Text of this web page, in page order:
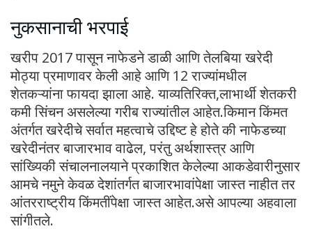
नुकसानाची भरपाई
खरीप 2017 पासून नाफेडने डाळी आणि तेलबिया खरेदी
मोठ्या प्रमाणावर केली आहे आणि 12 राज्यांमधील
शेतकऱ्यांना फायदा झाला आहे. याव्यतिरिक्त,लाभार्थी शेतकरी
कमी सिंचन असलेल्या गरीब राज्यांतील आहेत.किमान किंमत
अंतर्गत खरेदीचे सर्वात महत्वाचे उद्दिष्ट हे होते की नाफेडच्या
खरेदीनंतर बाजारभाव वाढेल, परंतु अर्थशास्त्र आणि
सांख्यिकी संचालनालयाने प्रकाशित केलेल्या आकडेवारीनुसार
आमचे नमुने केवळ देशांतर्गत बाजारभावांपेक्षा जास्त नाहीत तर
आंतरराष्ट्रीय किंमतींपेक्षा जास्त आहेत.असे आपल्या अहवाला
सांगीतले.